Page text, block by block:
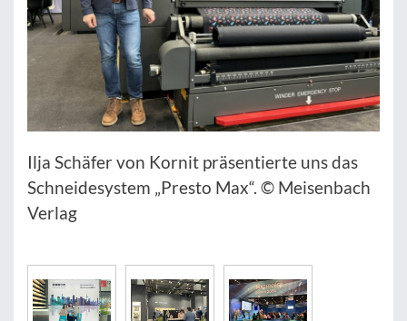
Ilja Schäfer von Kornit präsentierte uns das
Schneidesystem „Presto Max“. © Meisenbach
Verlag